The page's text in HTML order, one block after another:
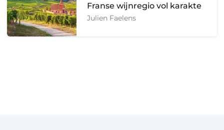
Franse wijnregio vol karakte
Julien Faelens